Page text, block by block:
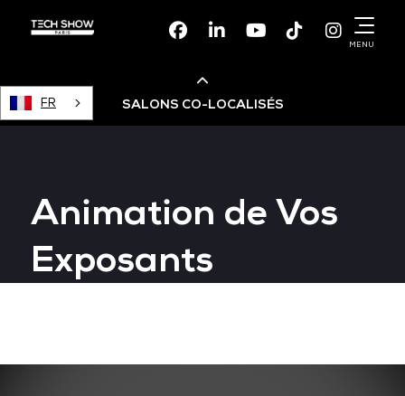
FacebookLinkedinYoutubeTikTok
MENU
FR SALONS CO-LOCALISÉS
Devops Live
Cloud & Cyber Security
Animation de Vos
Exposants